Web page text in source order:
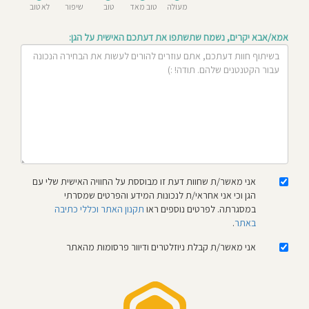
מעולה טוב מאד טוב
שיפור
לא טוב
אמא/אבא יקרים, נשמח שתשתפו את דעתכם האישית על הגן:
אני מאשר/ת שחוות דעת זו מבוססת על החוויה האישית שלי עם
הגן וכי אני אחראי/ת לנכונות המידע והפרטים שמסרתי
במסגרתה. לפרטים נוספים ראו תקנון האתר וכללי כתיבה
באתר.
אני מאשר/ת קבלת ניוזלטרים ודיוור פרסומות מהאתר